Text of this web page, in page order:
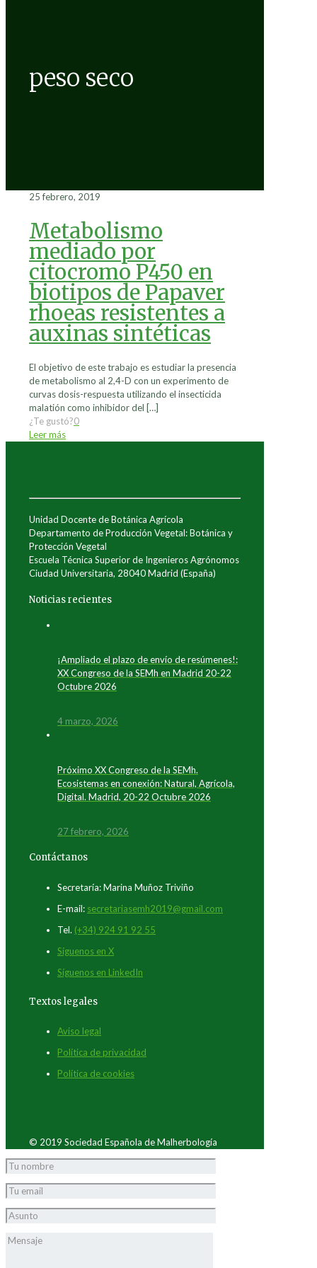
peso seco
25 febrero, 2019
Metabolismo
mediado por
citocromo P450 en
biotipos de Papaver
rhoeas resistentes a
auxinas sintéticas
El objetivo de este trabajo es estudiar la presencia
de metabolismo al 2,4-D con un experimento de
curvas dosis-respuesta utilizando el insecticida
malatión como inhibidor del […]
¿Te gustó?0
Leer más
Unidad Docente de Botánica Agrícola
Departamento de Producción Vegetal: Botánica y
Protección Vegetal
Escuela Técnica Superior de Ingenieros Agrónomos
Ciudad Universitaria, 28040 Madrid (España)
Noticias recientes
¡Ampliado el plazo de envío de resúmenes!:
XX Congreso de la SEMh en Madrid 20-22
Octubre 2026
4 marzo, 2026
Próximo XX Congreso de la SEMh.
Ecosistemas en conexión: Natural, Agrícola,
Digital. Madrid, 20-22 Octubre 2026
27 febrero, 2026
Contáctanos
Secretaría: Marina Muñoz Triviño
E-mail: secretariasemh2019@gmail.com
Tel. (+34) 924 91 92 55
Síguenos en X
Síguenos en LinkedIn
Textos legales
Aviso legal
Política de privacidad
Política de cookies
© 2019 Sociedad Española de Malherbología